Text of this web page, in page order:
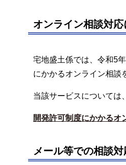
オンライン相談対応
宅地盛土係では、令和5
にかかるオンライン相談
当該サービスについては
開発許可制度にかかるオ
メール等での相談